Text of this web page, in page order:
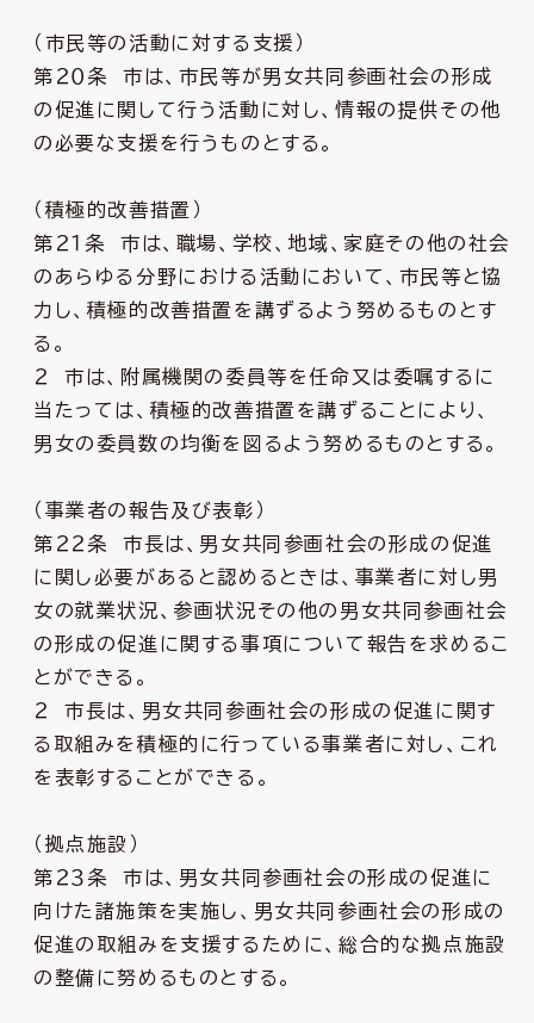
（市民等の活動に対する支援）
第２０条 市は、市民等が男女共同参画社会の形成
の促進に関して行う活動に対し、情報の提供その他
の必要な支援を行うものとする。
（積極的改善措置）
第２１条 市は、職場、学校、地域、家庭その他の社会
のあらゆる分野における活動において、市民等と協
力し、積極的改善措置を講ずるよう努めるものとす
る。
２ 市は、附属機関の委員等を任命又は委嘱するに
当たっては、積極的改善措置を講ずることにより、
男女の委員数の均衡を図るよう努めるものとする。
（事業者の報告及び表彰）
第２２条 市長は、男女共同参画社会の形成の促進
に関し必要があると認めるときは、事業者に対し男
女の就業状況、参画状況その他の男女共同参画社会
の形成の促進に関する事項について報告を求めるこ
とができる。
２ 市長は、男女共同参画社会の形成の促進に関す
る取組みを積極的に行っている事業者に対し、これ
を表彰することができる。
（拠点施設）
第２３条 市は、男女共同参画社会の形成の促進に
向けた諸施策を実施し、男女共同参画社会の形成の
促進の取組みを支援するために、総合的な拠点施設
の整備に努めるものとする。